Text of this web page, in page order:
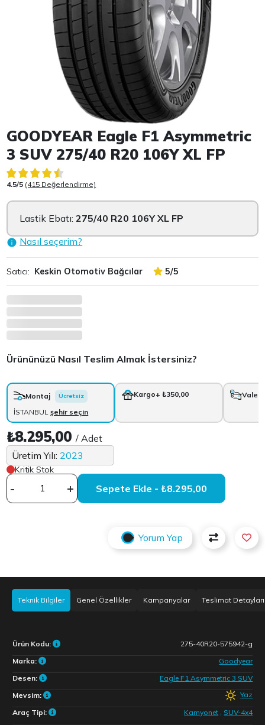
Item 1 of 1
GOODYEAR Eagle F1 Asymmetric
3 SUV 275/40 R20 106Y XL FP
4.5/5 (415 Değerlendirme)
Lastik Ebatı:275/40 R20 106Y XL FP
Nasıl seçerim?
Satıcı: Keskin Otomotiv Bağcılar 5/5
Ürününüzü Nasıl Teslim Almak İstersiniz?
Montaj Ücretsiz
İSTANBULşehir seçin
Kargo+ ₺350,00 Vale
₺8.295,00/ Adet
Üretim Yılı: 2023
Kritik Stok
- + Sepete Ekle - ₺8.295,00
Yorum Yap
Teknik Bilgiler Genel Özellikler Kampanyalar Teslimat Detayları
Ürün Kodu:
275-40R20-575942-g
Marka:
Goodyear
Desen:
Eagle F1 Asymmetric 3 SUV
Mevsim:
Yaz
Araç Tipi:
Kamyonet , SUV-4x4